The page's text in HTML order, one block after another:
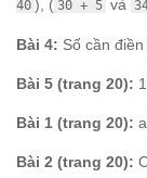
40 ), ( 30 + 5 và
Bài 4: Số cần
Bài 5 (trang 20):
Bài 1 (trang 20):
Bài 2 (trang 20):